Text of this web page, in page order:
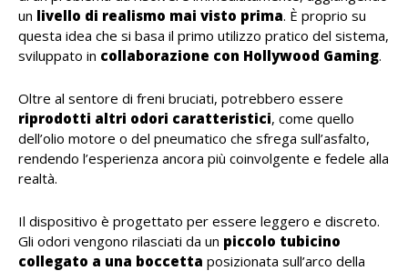
un livello di realismo mai visto prima. È proprio su
questa idea che si basa il primo utilizzo pratico del sistema,
sviluppato in collaborazione con Hollywood Gaming.
Oltre al sentore di freni bruciati, potrebbero essere
riprodotti altri odori caratteristici, come quello
dell’olio motore o del pneumatico che sfrega sull’asfalto,
rendendo l’esperienza ancora più coinvolgente e fedele alla
realtà.
Il dispositivo è progettato per essere leggero e discreto.
Gli odori vengono rilasciati da un piccolo tubicino
collegato a una boccetta posizionata sull’arco della